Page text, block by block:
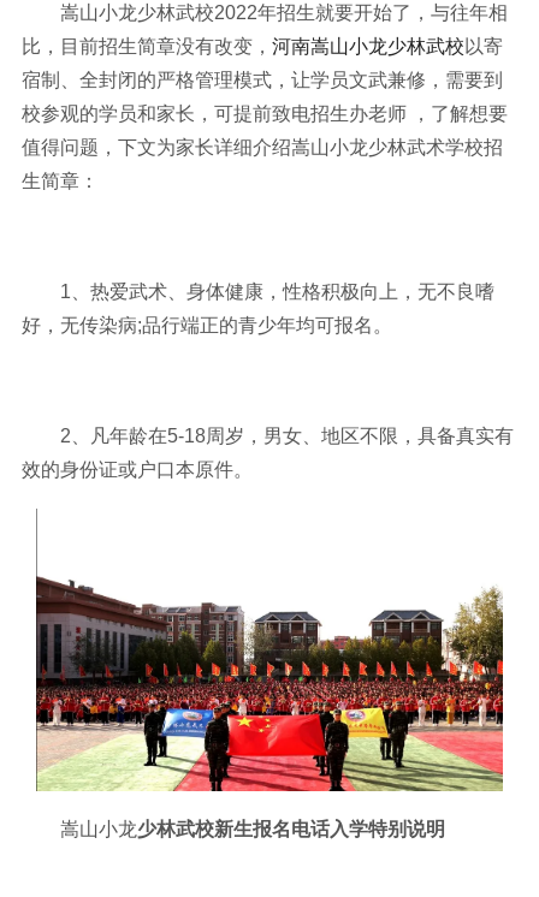
嵩山小龙少林武校2022年招生就要开始了，与往年相
比，目前招生简章没有改变， 河南嵩山小龙少林武校 以寄
宿制、全封闭的严格管理模式，让学员文武兼修，需要到
校参观的学员和家长，可提前致电招生办老师 ，了解想要
值得问题，下文为家长详细介绍嵩山小龙少林武术学校招
生简章：
1、热爱武术、身体健康，性格积极向上，无不良嗜
好，无传染病;品行端正的青少年均可报名。
2、凡年龄在5-18周岁，男女、地区不限，具备真实有
效的身份证或户口本原件。
嵩山小龙少林武校新生报名电话入学特别说明